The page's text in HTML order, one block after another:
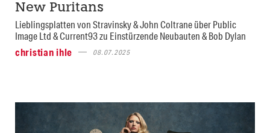
New Puritans
Lieblingsplatten von Stravinsky & John Coltrane über Public
Image Ltd & Current93 zu Einstürzende Neubauten & Bob Dylan
christian ihle
08.07.2025